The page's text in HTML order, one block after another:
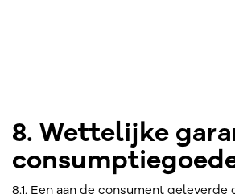
8. Wettelijke
8.1. Een aan de consument